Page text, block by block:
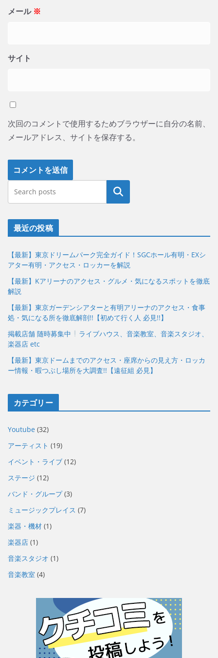
メール ※
サイト
次回のコメントで使用するためブラウザーに自分の名前、
メールアドレス、サイトを保存する。
最近の投稿
【最新】東京ドリームパーク完全ガイド！SGCホール有明・EXシ
アター有明・アクセス・ロッカーを解説
【最新】Kアリーナのアクセス・グルメ・気になるスポットを徹底
解説
【最新】東京ガーデンシアターと有明アリーナのアクセス・食事
処・気になる所を徹底解剖!!【初めて行く人 必見!!】
掲載店舗 随時募集中
ライブハウス、音楽教室、音楽スタジオ、
楽器店 etc
【最新】東京ドームまでのアクセス・座席からの見え方・ロッカ
ー情報・暇つぶし場所を大調査!!【遠征組 必見】
カテゴリー
Youtube (32)
アーティスト (19)
イベント・ライブ (12)
ステージ (12)
バンド・グループ(3)
ミュージックプレイス (7)
楽器・機材 (1)
楽器店 (1)
音楽スタジオ (1)
音楽教室 (4)